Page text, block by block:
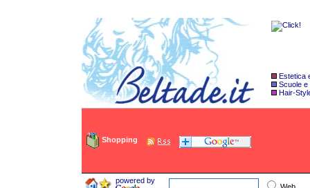
Estetica
Scuole e
Hair-
Shopping
powered by